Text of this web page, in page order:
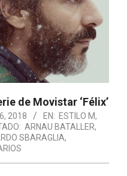
de Movistar ‘Félix’
2018 EN: ESTILO M,
ARNAU BATALLER,
SBARAGLIA,